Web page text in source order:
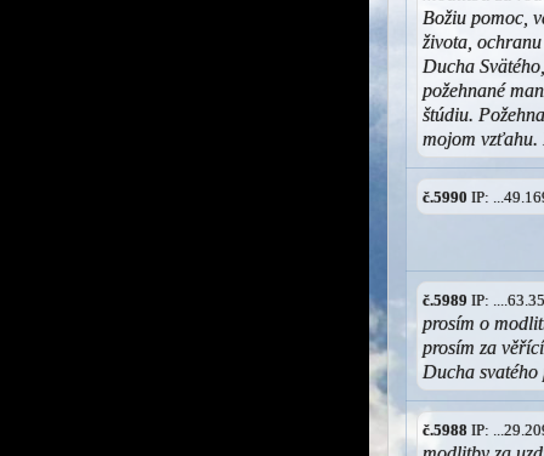
Božiu pomoc,
života,
Ducha
požehnané
štúdiu.
mojom
č.5990 IP:
č.5989 IP:
prosím o
prosím za
Ducha
č.5988 IP: